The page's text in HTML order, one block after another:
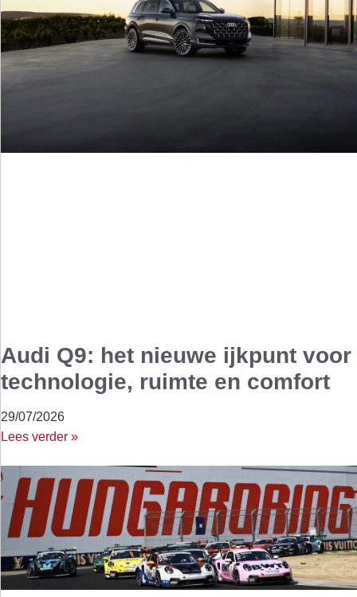
Audi Q9: het nieuwe ijkpunt voor
technologie, ruimte en comfort
29/07/2026
Lees verder »